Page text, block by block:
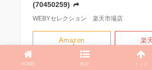
(70450259)
WEBYセレクション 楽天市場店
Amazon 楽
HOME 目次 トップ